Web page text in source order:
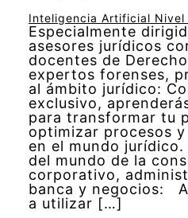
Inteligencia Artificial Nivel
Especialmente
asesores jurídicos
docentes de
expertos forenses,
al ámbito jurídico:
exclusivo,
para transformar tu
optimizar procesos
en el mundo
del mundo de la
corporativo,
banca y negocios:
a utilizar […]